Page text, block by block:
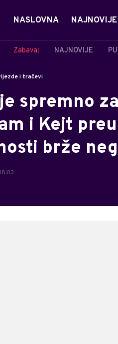
NASLOVNA NAJNOVIJE
Zabava: NAJNOVIJE
i tračevi
spremno
i Kejt
brže